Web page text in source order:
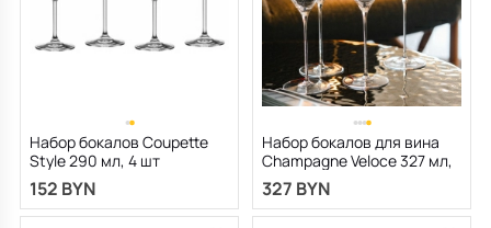
Набор бокалов Coupette
Style 290 мл, 4 шт
152 BYN
Набор бокалов для вина
Champagne Veloce 327 мл,
4 шт
327 BYN